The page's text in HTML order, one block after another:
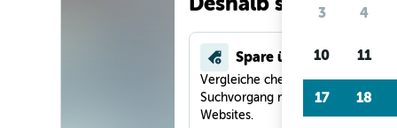
Spare über 40 %
Vergleiche checkfelix in einem
Suchvorgang mit anderen Reise-
Websites.
3 4
10 11
17 18